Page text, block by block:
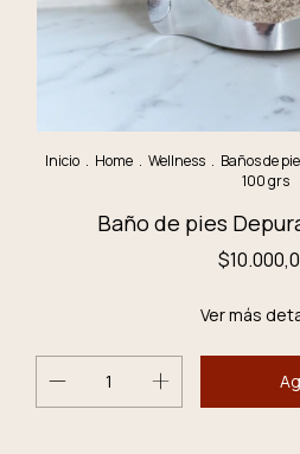
Inicio . Home . Wellness . Baños de
100 grs
Baño de pies
Ver más